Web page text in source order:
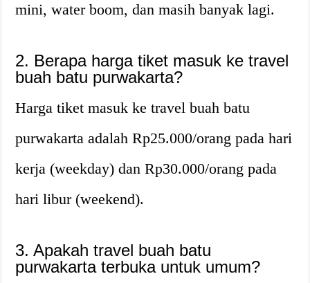
mini, water boom, dan masih banyak lagi.
2. Berapa harga tiket masuk ke travel
buah batu purwakarta?
Harga tiket masuk ke travel buah batu
purwakarta adalah Rp25.000/orang pada hari
kerja (weekday) dan Rp30.000/orang pada
hari libur (weekend).
3. Apakah travel buah batu
purwakarta terbuka untuk umum?